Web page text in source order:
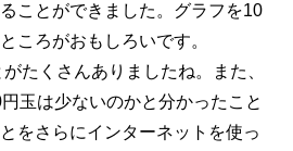
ことができました。グラフを10
ころがおもしろいです。
たくさんありましたね。また、
玉は少ないのかと分かったこと
をさらにインターネットを使っ